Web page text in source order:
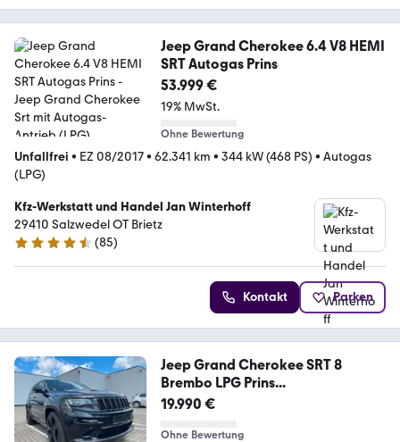
Jeep Grand Cherokee 6.4 V8 HEMI
SRT Autogas Prins
53.999 €
19% MwSt.
Ohne Bewertung
Unfallfrei • EZ 08/2017• 62.341 km • 344 kW (468 PS) • Autogas
(LPG)
Kfz-Werkstatt und Handel Jan Winterhoff
29410 Salzwedel OT Brietz
4.3 Sterne
(85)
Kontakt Parken
Jeep Grand Cherokee SRT 8
Brembo LPG Prins...
19.990 €
Ohne Bewertung